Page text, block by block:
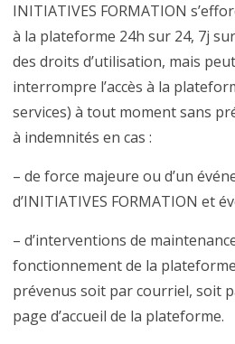
INITIATIVES FORMATION
à la plateforme 24h sur 24, 7j
des droits d’utilisation, mais
interrompre l’accès à la
services) à tout moment sans
à indemnités en cas :
– de force majeure ou d’un
d’INITIATIVES FORMATION et
– d’interventions de
fonctionnement de la
prévenus soit par courriel, soit
page d’accueil de la plateforme.